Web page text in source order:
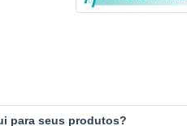
para seus produtos?